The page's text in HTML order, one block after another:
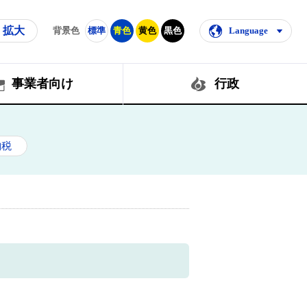
拡大 背景色 標準 青色 黄色 黒色 Language
事業者向け 行政